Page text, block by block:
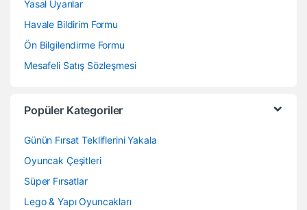
Yasal Uyarılar
Havale Bildirim Formu
Ön Bilgilendirme Formu
Mesafeli Satış Sözleşmesi
Popüler Kategoriler
Günün Fırsat Tekliflerini Yakala
Oyuncak Çeşitleri
Süper Fırsatlar
Lego & Yapı Oyuncakları